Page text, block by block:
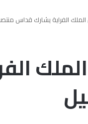
الملك الفراية يشارك قداس